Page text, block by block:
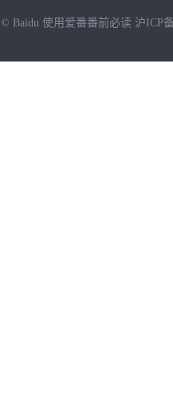
© Baidu 使用爱番番前必读 沪ICP